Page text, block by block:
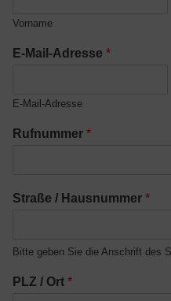
Vorname
E-Mail-Adresse *
E-Mail-Adresse
Rufnummer *
Straße / Hausnummer *
Bitte geben Sie die Anschrift des
PLZ / Ort *